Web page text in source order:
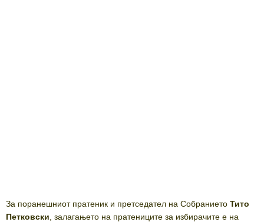
За поранешниот пратеник и претседател на Собранието Тито
Петковски , залагањето на пратениците за избирачите е на